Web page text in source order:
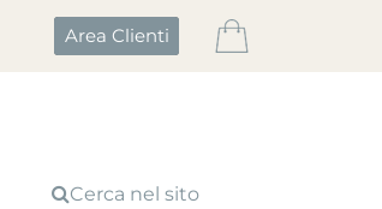
Area Clienti
Cerca nel sito